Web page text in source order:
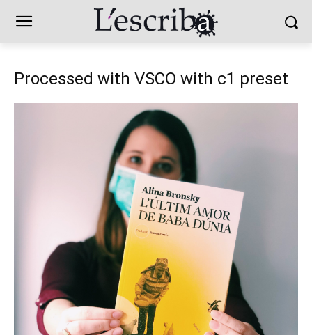
Processed with VSCO with c1 preset